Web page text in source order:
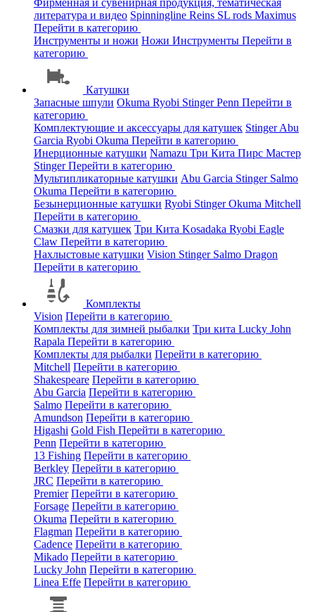
Фирменная и сувенирная продукция, тематическая
литература и видео Spinningline Reins SL rods Maximus
Перейти в категорию
Инструменты и ножи Ножи Инструменты Перейти в
категорию
Катушки
Запасные шпули Okuma Ryobi StingerPenn Перейти в
категорию
Комплектующие и аксессуары для катушек StingerAbu
Garcia Ryobi Okuma Перейти в категорию
Инерционные катушки Namazu Три Кита Пирс Мастер
StingerПерейти в категорию
Мультипликаторные катушки Abu Garcia Stinger Salmo
Okuma Перейти в категорию
Безынерционные катушки Ryobi StingerOkuma Mitchell
Перейти в категорию
Смазки для катушек Три Кита Kosadaka Ryobi Eagle
Claw Перейти в категорию
Нахлыстовые катушки Vision Stinger Salmo Dragon
Перейти в категорию
Комплекты
Vision Перейти в категорию
Комплекты для зимней рыбалки Три кита Lucky John
Rapala Перейти в категорию
Комплекты для рыбалки Перейти в категорию
Mitchell Перейти в категорию
Shakespeare Перейти в категорию
Abu Garcia Перейти в категорию
Salmo Перейти в категорию
Amundson Перейти в категорию
Higashi Gold Fish Перейти в категорию
Penn Перейти в категорию
13 Fishing Перейти в категорию
Berkley Перейти в категорию
JRC Перейти в категорию
Premier Перейти в категорию
Forsage Перейти в категорию
Okuma Перейти в категорию
Flagman Перейти в категорию
Cadence Перейти в категорию
Mikado Перейти в категорию
Lucky John Перейти в категорию
Linea Effe Перейти в категорию